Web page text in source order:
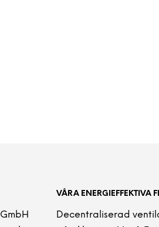
VÅRA ENERGIEFFEKTIVA
Decentraliserad